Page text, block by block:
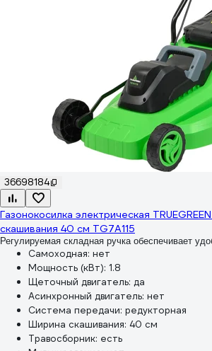
36698184
Газонокосилка электрическая
скашивания 40 см TG7A115
Регулируемая складная ручка обеспечивает
Самоходная: нет
Мощность (кВт): 1.8
Щеточный двигатель: да
Асинхронный двигатель: нет
Система передачи: редукторная
Ширина скашивания: 40 см
Травосборник: есть